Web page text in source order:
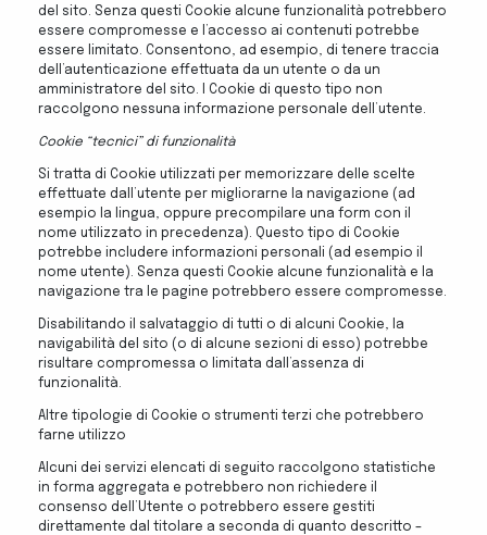
del sito. Senza questi Cookie alcune funzionalità potrebbero
essere compromesse e l’accesso ai contenuti potrebbe
essere limitato. Consentono, ad esempio, di tenere traccia
dell’autenticazione effettuata da un utente o da un
amministratore del sito. I Cookie di questo tipo non
raccolgono nessuna informazione personale dell’utente.
Cookie “tecnici” di funzionalità
Si tratta di Cookie utilizzati per memorizzare delle scelte
effettuate dall’utente per migliorarne la navigazione (ad
esempio la lingua, oppure precompilare una form con il
nome utilizzato in precedenza). Questo tipo di Cookie
potrebbe includere informazioni personali (ad esempio il
nome utente). Senza questi Cookie alcune funzionalità e la
navigazione tra le pagine potrebbero essere compromesse.
Disabilitando il salvataggio di tutti o di alcuni Cookie, la
navigabilità del sito (o di alcune sezioni di esso) potrebbe
risultare compromessa o limitata dall’assenza di
funzionalità.
Altre tipologie di Cookie o strumenti terzi che potrebbero
farne utilizzo
Alcuni dei servizi elencati di seguito raccolgono statistiche
in forma aggregata e potrebbero non richiedere il
consenso dell’Utente o potrebbero essere gestiti
direttamente dal titolare a seconda di quanto descritto –